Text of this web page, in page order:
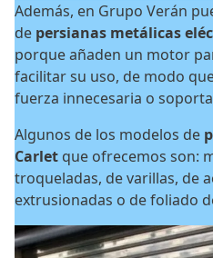
Además, en Grupo Verán
de persianas metálicas
porque añaden un motor
facilitar su uso, de modo
fuerza innecesaria o
Algunos de los modelos de
Carlet que ofrecemos son:
troqueladas, de varillas, de
extrusionadas o de foliado